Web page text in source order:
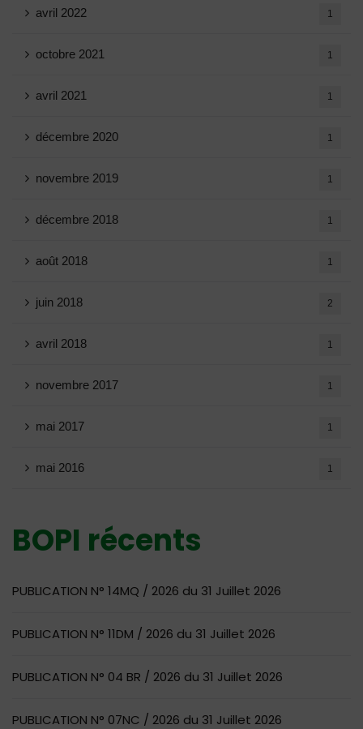
avril 2022 1
octobre 2021 1
avril 2021 1
décembre 2020 1
novembre 2019 1
décembre 2018 1
août 2018 1
juin 2018 2
avril 2018 1
novembre 2017 1
mai 2017 1
mai 2016 1
BOPI récents
PUBLICATION N° 14MQ / 2026 du 31 Juillet 2026
PUBLICATION N° 11DM / 2026 du 31 Juillet 2026
PUBLICATION N° 04 BR / 2026 du 31 Juillet 2026
PUBLICATION N° 07NC / 2026 du 31 Juillet 2026